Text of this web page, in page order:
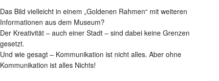
Das Bild vielleicht in einem „Goldenen Rahmen“ mit weiteren
Informationen aus dem Museum?
Der Kreativität – auch einer Stadt – sind dabei keine Grenzen
gesetzt.
Und wie gesagt – Kommunikation ist nicht alles. Aber ohne
Kommunikation ist alles Nichts!